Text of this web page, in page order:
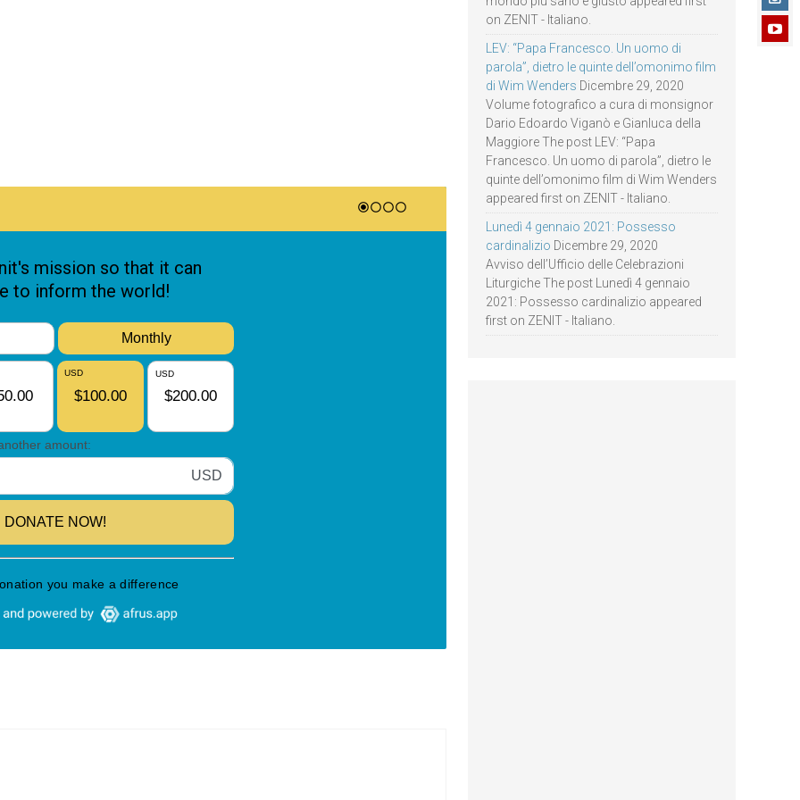
on ZENIT - Italiano.
LEV: “Papa Francesco. Un uomo di
parola”, dietro le quinte dell’omonimo film
di Wim Wenders Dicembre 29, 2020
Volume fotografico a cura di monsignor
Dario Edoardo Viganò e Gianluca della
Maggiore The post LEV: “Papa
Francesco. Un uomo di parola”, dietro le
quinte dell’omonimo film di Wim Wenders
appeared first on ZENIT - Italiano.
Lunedì 4 gennaio 2021: Possesso
cardinalizio Dicembre 29, 2020
Avviso dell’Ufficio delle Celebrazioni
Liturgiche The post Lunedì 4 gennaio
2021: Possesso cardinalizio appeared
first on ZENIT - Italiano.